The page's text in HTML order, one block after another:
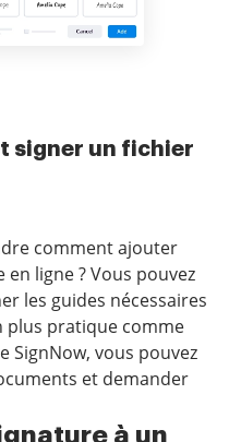
signer un fichier
comment ajouter
ligne ? Vous pouvez
les guides nécessaires
plus pratique comme
SignNow, vous pouvez
et demander
à un